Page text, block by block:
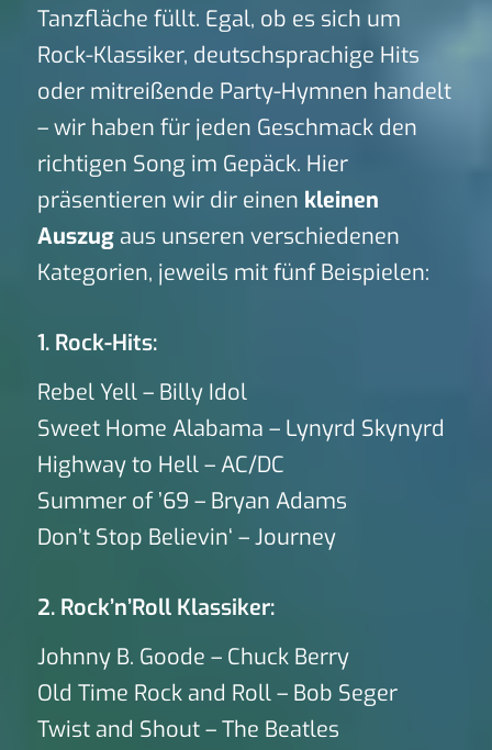
Tanzfläche füllt. Egal, ob es sich um
Rock-Klassiker, deutschsprachige Hits
oder mitreißende Party-Hymnen handelt
– wir haben für jeden Geschmack den
richtigen Song im Gepäck. Hier
präsentieren wir dir einen kleinen
Auszugaus unseren verschiedenen
Kategorien, jeweils mit fünf Beispielen:
1. Rock-Hits:
Rebel Yell – Billy Idol
Sweet Home Alabama – Lynyrd Skynyrd
Highway to Hell – AC/DC
Summer of ’69 – Bryan Adams
Don’t Stop Believin‘ – Journey
2. Rock’n’Roll Klassiker:
Johnny B. Goode – Chuck Berry
Old Time Rock and Roll – Bob Seger
Twist and Shout – The Beatles